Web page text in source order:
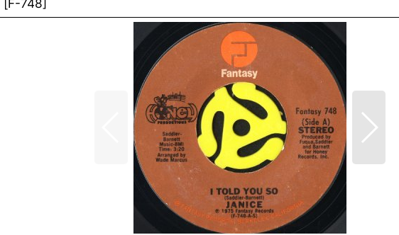
[F-748]